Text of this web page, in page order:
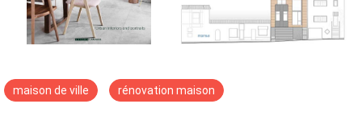
maison de ville rénovation maison